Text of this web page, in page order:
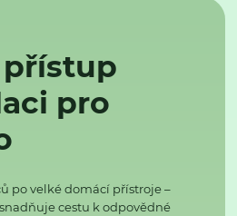
přístup
pro
po velké domácí přístroje –
cestu k odpovědné